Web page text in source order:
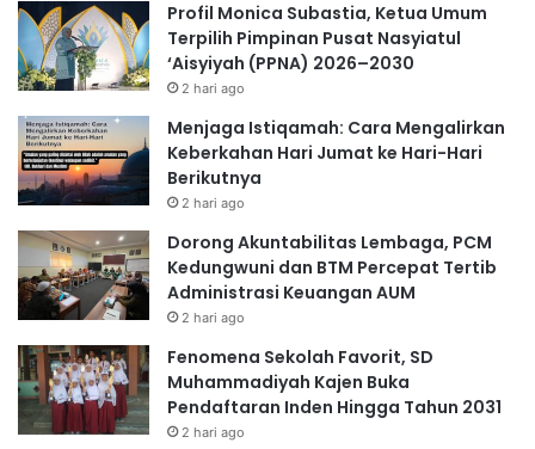
Profil Monica Subastia, Ketua Umum
Terpilih Pimpinan Pusat Nasyiatul
‘Aisyiyah (PPNA) 2026–2030
2 hari ago
Menjaga Istiqamah: Cara Mengalirkan
Keberkahan Hari Jumat ke Hari-Hari
Berikutnya
2 hari ago
Dorong Akuntabilitas Lembaga, PCM
Kedungwuni dan BTM Percepat Tertib
Administrasi Keuangan AUM
2 hari ago
Fenomena Sekolah Favorit, SD
Muhammadiyah Kajen Buka
Pendaftaran Inden Hingga Tahun 2031
2 hari ago